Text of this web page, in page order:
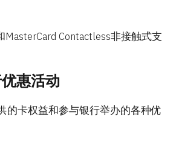
MasterCard Contactless非接触式支
惠活动
的卡权益和参与银行举办的各种优